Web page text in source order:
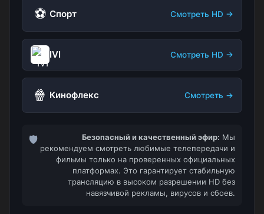
⚽ Спорт Смотреть HD →
IVI Смотреть HD →
🍿 Кинофлекс Смотреть →
🛡️ Безопасный и качественный эфир: Мы
рекомендуем смотреть любимые телепередачи и
фильмы только на проверенных официальных
платформах. Это гарантирует стабильную
трансляцию в высоком разрешении HD без
навязчивой рекламы, вирусов и сбоев.